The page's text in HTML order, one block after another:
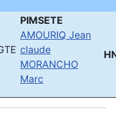
PIMSETE
AMOURIQ Jean
claude
MORANCHO
Marc